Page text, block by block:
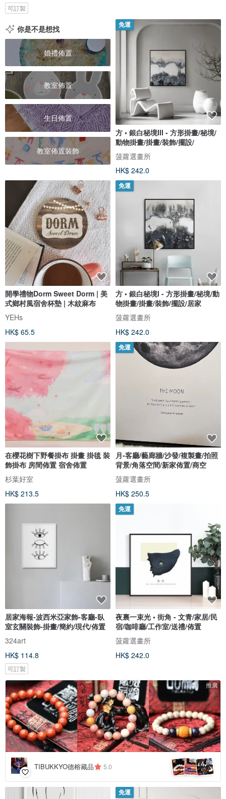
可訂製
你是不是想找
婚禮佈置
教室佈置
生日佈置
教室佈置裝飾
免運
方 • 銀白秘境III - 方形掛畫/秘境/
動物掛畫/掛畫/裝飾/擺設/
菠蘿選畫所
HK$ 242.0
開學禮物Dorm Sweet Dorm | 美
式鄉村風宿舍杯墊 | 木紋麻布
YEHs
HK$ 65.5
免運
方 • 銀白秘境I - 方形掛畫/秘境/動
物掛畫/掛畫/裝飾/擺設/居家
菠蘿選畫所
HK$ 242.0
在櫻花樹下野餐掛布 掛畫 掛毯 裝
飾掛布 房間佈置 宿舍佈置
杉葉好室
HK$ 213.5
免運
月-客廳/藝廊牆/沙發/複製畫/拍照
背景/角落空間/新家佈置/商空
菠蘿選畫所
HK$ 250.5
居家海報-波西米亞家飾-客廳-臥
室玄關裝飾-掛畫/簡約/現代/佈置
324art
HK$ 114.8
可訂製
免運
夜裏一束光 • 街角 - 文青/家居/民
宿/咖啡廳/工作室/送禮/佈置
菠蘿選畫所
HK$ 242.0
推廣
TIBUKKYO德榕藏品 5.0 +4
免運